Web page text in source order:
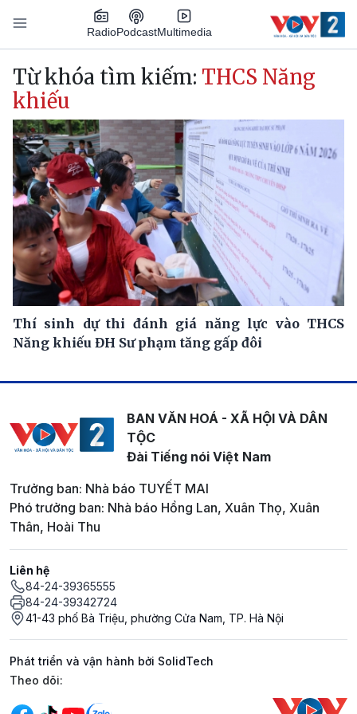
Nhảy đến nội dung
RadioPodcastMultimedia
Main navigation
Từ khóa tìm kiếm: THCS Năng
khiếu
Thí sinh dự thi đánh giá năng lực vào THCS
Năng khiếu ĐH Sư phạm tăng gấp đôi
BAN VĂN HOÁ - XÃ HỘI VÀ DÂN
TỘC
Đài Tiếng nói Việt Nam
Trưởng ban: Nhà báo TUYẾT MAI
Phó trưởng ban: Nhà báo Hồng Lan, Xuân Thọ, Xuân
Thân, Hoài Thu
Liên hệ
84-24-39365555
84-24-39342724
41-43 phố Bà Triệu, phường Cửa Nam, TP. Hà Nội
Phát triển và vận hành bởi SolidTech
Mạng xã hội
Theo dõi: